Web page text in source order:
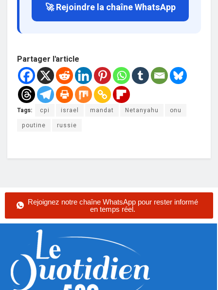
🚀 Rejoindre la chaîne WhatsApp
Partager l'article
Tags: cpi israel mandat Netanyahu
onu
poutine
russie
Rejoignez notre chaîne WhatsApp pour rester informé
en temps réel.